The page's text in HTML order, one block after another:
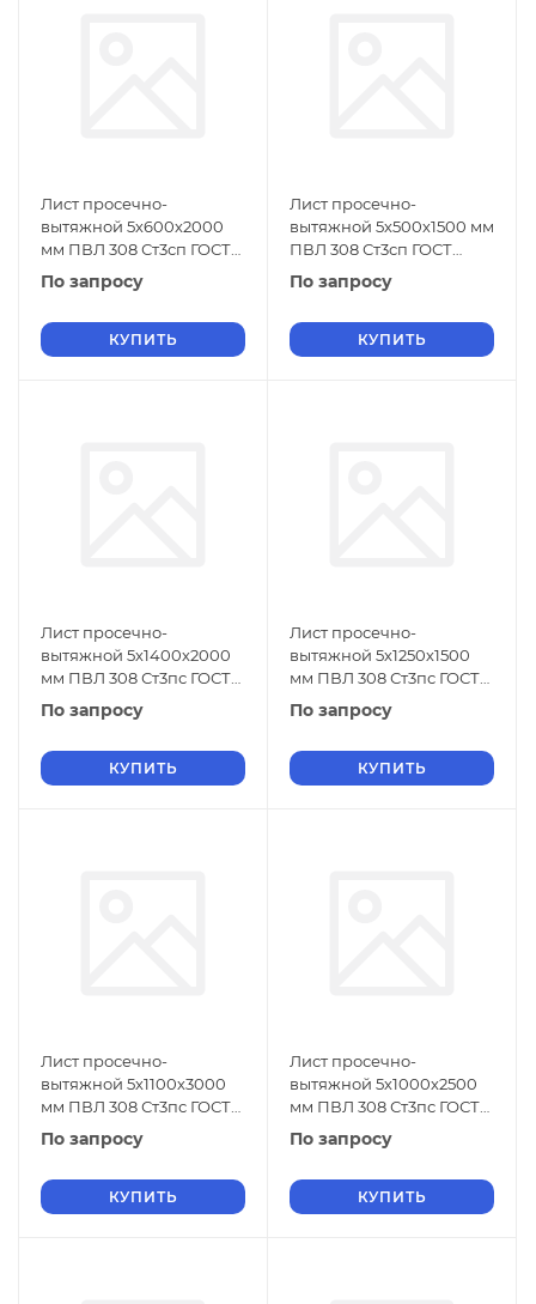
Лист просечно-
вытяжной 5х600х2000
мм ПВЛ 308 Ст3сп ГОСТ
8706-78
По запросу
КУПИТЬ
Лист просечно-
вытяжной 5х500х1500 мм
ПВЛ 308 Ст3сп ГОСТ
8706-78
По запросу
КУПИТЬ
Лист просечно-
вытяжной 5х1400х2000
мм ПВЛ 308 Ст3пс ГОСТ
8706-78
По запросу
КУПИТЬ
Лист просечно-
вытяжной 5х1250х1500
мм ПВЛ 308 Ст3пс ГОСТ
8706-78
По запросу
КУПИТЬ
Лист просечно-
вытяжной 5х1100х3000
мм ПВЛ 308 Ст3пс ГОСТ
8706-78
По запросу
КУПИТЬ
Лист просечно-
вытяжной 5х1000х2500
мм ПВЛ 308 Ст3пс ГОСТ
8706-78
По запросу
КУПИТЬ